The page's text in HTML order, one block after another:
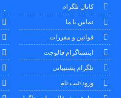
کانال تلگرام
تماس با ما
قوانین و مقررات
اینستاگرام فالوجت
تلگرام پشتیبانی
ورود/ثبت نام